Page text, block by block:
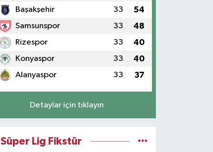
Başakşehir 33 54
Samsunspor 33 48
Rizespor 33 40
Konyaspor 33 40
Alanyaspor 33 37
Detaylar için tıklayın
Süper Lig Fikstür